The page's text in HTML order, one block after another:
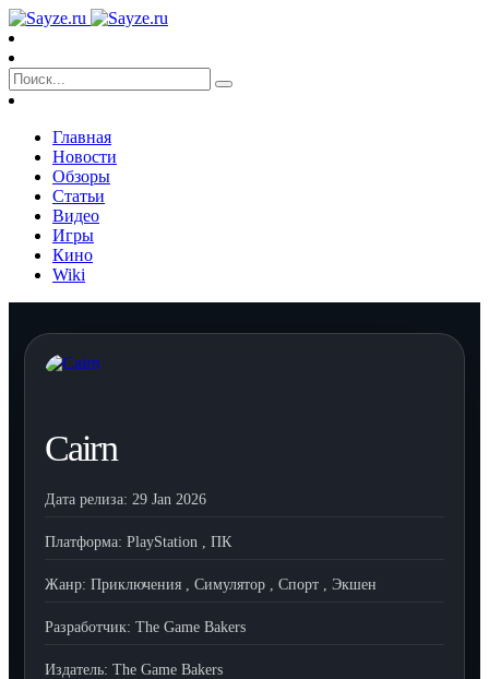
Главная
Новости
Обзоры
Статьи
Видео
Игры
Кино
Wiki
Cairn
Дата релиза: 29 Jan 2026
Платформа: PlayStation , ПК
Жанр: Приключения , Симулятор , Спорт , Экшен
Разработчик: The Game Bakers
Издатель: The Game Bakers